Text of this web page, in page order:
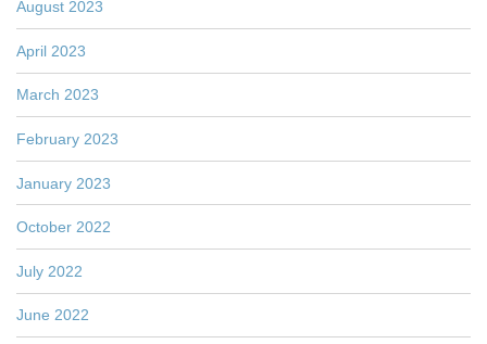
August 2023
April 2023
March 2023
February 2023
January 2023
October 2022
July 2022
June 2022